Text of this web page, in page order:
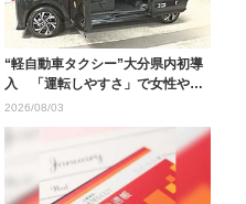
“軽自動車タクシー”大分県内初導
入 「運転しやすさ」で女性や若
い世代のドライバー...
2026/08/03